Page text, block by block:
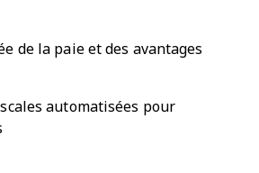
de la paie et des avantages
automatisées pour